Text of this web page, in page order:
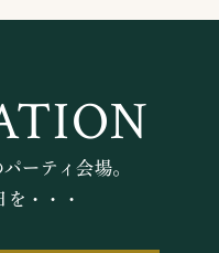
ーティ会場。
を・・・